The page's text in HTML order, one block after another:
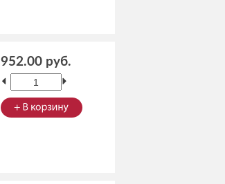
952.00 руб.